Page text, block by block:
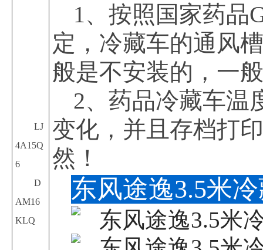
LJ
4A15Q
6
D
AM16
KLQ
1、按照国家药品
定，冷藏车的通风
般是不安装的，一
2、药品冷藏车温
变化，并且存档打
然！
东风途逸3.5米